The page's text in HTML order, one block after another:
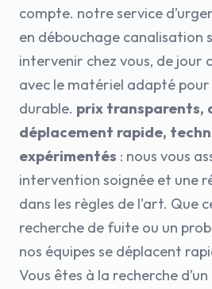
compte. notre service
en débouchage canalisation
intervenir chez vous, de jour
avec le matériel adapté
durable. prix transparents,
déplacement rapide,
expérimentés : nous vous
intervention soignée et une
dans les règles de l'art. Que
recherche de fuite ou un
nos équipes se déplacent
Vous êtes à la recherche